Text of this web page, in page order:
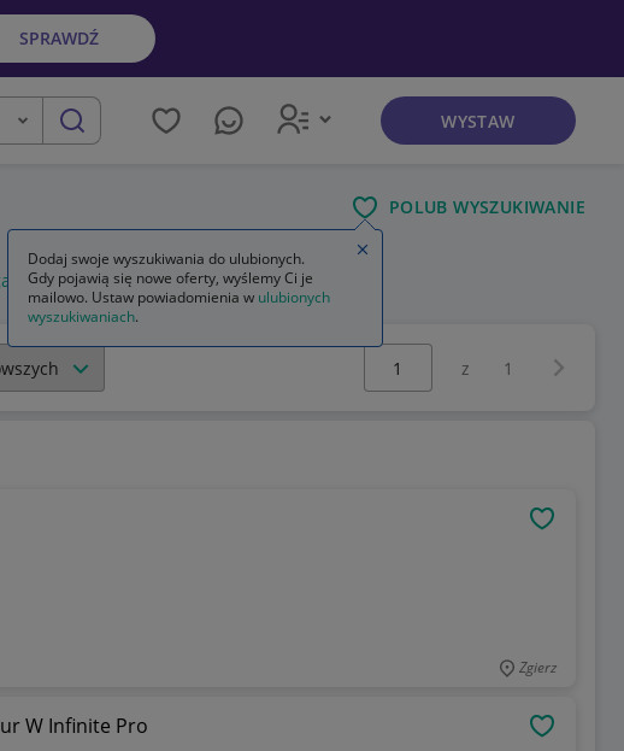
SPRAWDŹ
szukaj WYSTAW
POLUB WYSZUKIWANIE
Wybierz stronę:
z 1
Zgierz
W Infinite Pro
Dodaj swoje wyszukiwania do ulubionych.
Gdy pojawią się nowe oferty, wyślemy Ci je
mailowo. Ustaw powiadomienia w ulubionych
wyszukiwaniach.
Zamknij wskazówkę